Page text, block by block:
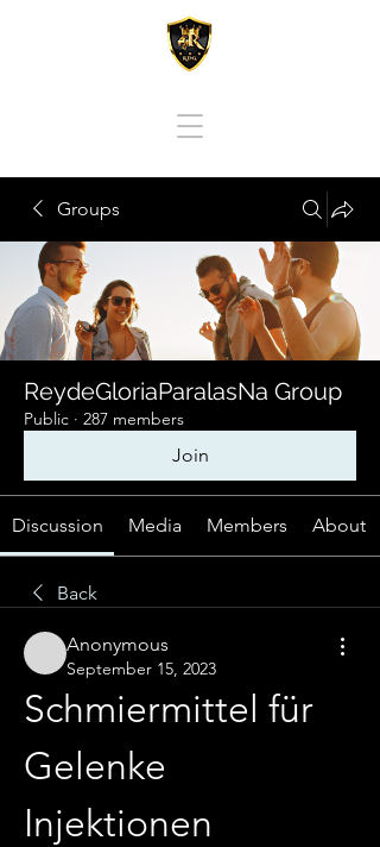
Groups
ReydeGloriaParalasNa Group
Public · 287 members
Join
Discussion Media Members About
Back
Anonymous
September 15, 2023
Schmiermittel für
Gelenke
Injektionen